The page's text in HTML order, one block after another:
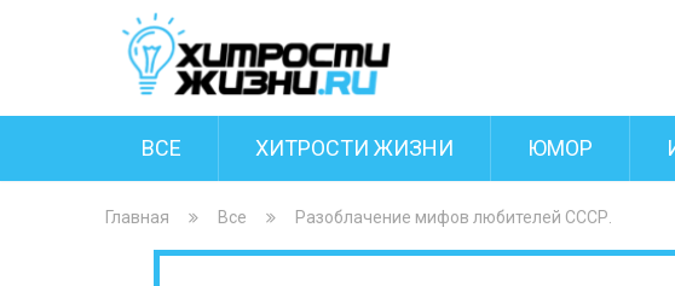
ВСЕ ХИТРОСТИ ЖИЗНИ ЮМОР
Главная Все Разоблачение мифов любителей СССР.